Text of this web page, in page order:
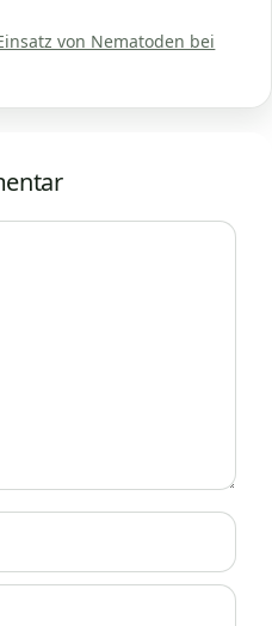
von Nematoden bei